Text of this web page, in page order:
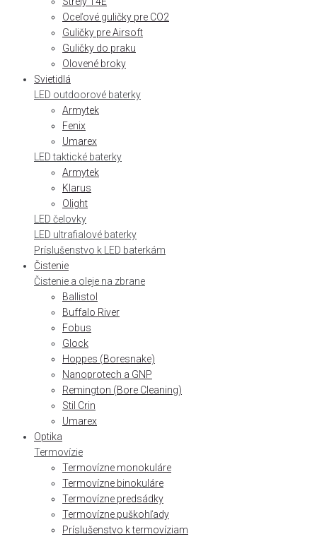
Oceľové guličky pre CO2
Guličky pre Airsoft
Guličky do praku
Olovené broky
Svietidlá
LED outdoorové baterky
Armytek
Fenix
Umarex
LED taktické baterky
Armytek
Klarus
Olight
LED čelovky
LED ultrafialové baterky
Príslušenstvo k LED baterkám
Čistenie
Čistenie a oleje na zbrane
Ballistol
Buffalo River
Fobus
Glock
Hoppes (Boresnake)
Nanoprotech a GNP
Remington (Bore Cleaning)
Stil Crin
Umarex
Optika
Termovízie
Termovízne monokuláre
Termovízne binokuláre
Termovízne predsádky
Termovízne puškohľady
Príslušenstvo k termovíziam